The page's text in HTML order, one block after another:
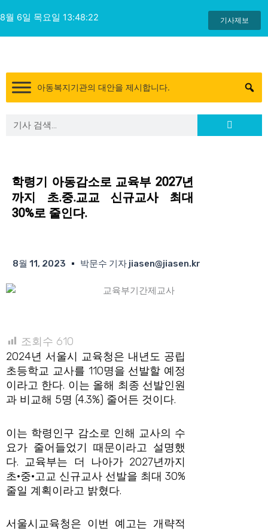
텐
츠
8월 6일 목요일 13:48:22 기사제보
아동복지기관의 대안을 제시합니다.
Search Search
학령기 아동감소로 교육부 2027년
까지 초.중.교교 신규교사 최대
30%로 줄인다.
8월 11, 2023 박문수 기자 jiasen@jiasen.kr
조회수 610
2024년 서울시 교육청은 내년도 공립
초등학교 교사를 110명을 선발할 예정
이라고 한다. 이는 올해 최종 선발인원
과 비교해 5명 (4.3%) 줄어든 것이다.
이는 학령인구 감소로 인해 교사의 수
요가 줄어들었기 때문이라고 설명했
다. 교육부는 더 나아가 2027년까지
초·중·고교 신규교사 선발을 최대 30%
줄일 계획이라고 밝혔다.
서울시교육청은 이번 예고는 개략적